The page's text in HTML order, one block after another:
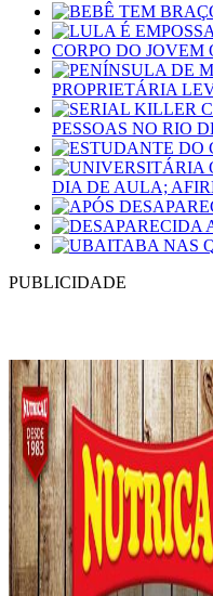
CORPO DO
PROPRIETÁRIA
PESSOAS NO RIO
DIA DE AULA;
PUBLICIDADE